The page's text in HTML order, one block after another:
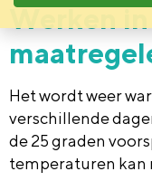
Werken
Het wordt weer
verschillende
de 25 graden
temperaturen kan